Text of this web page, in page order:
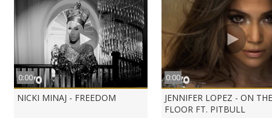
0:00
NICKI MINAJ - FREEDOM
0:00
JENNIFER LOPEZ - ON THE
FLOOR FT. PITBULL